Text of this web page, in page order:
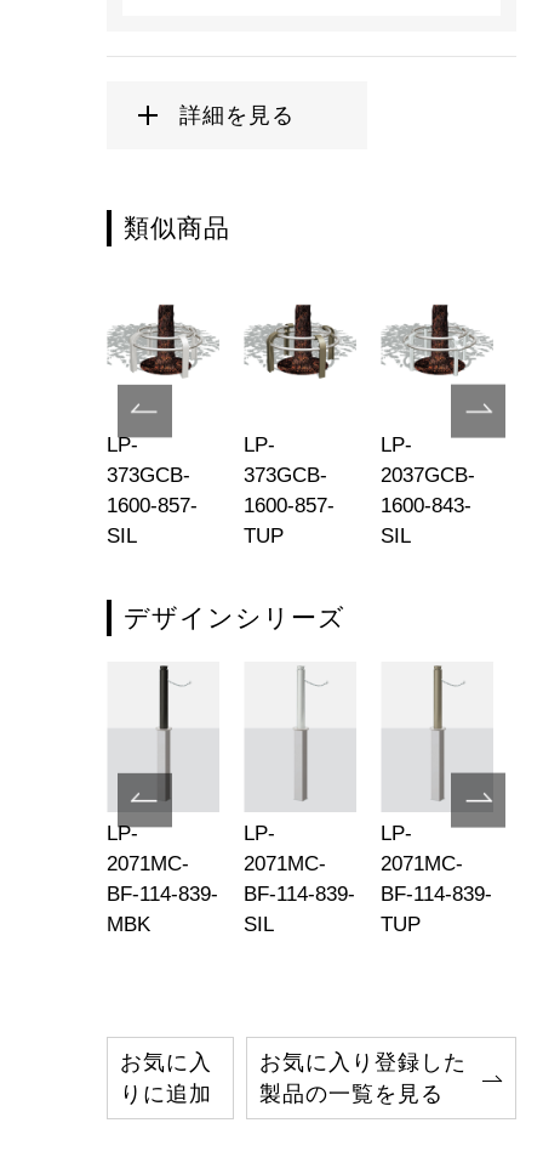
詳細を見る
類似商品
LP-
373GCB-
1600-857-
SIL
LP-
373GCB-
1600-857-
TUP
LP-
2037GCB-
1600-843-
SIL
デザインシリーズ
LP-
2071MC-
BF-114-839-
MBK
LP-
2071MC-
BF-114-839-
SIL
LP-
2071MC-
BF-114-839-
TUP
お気に入
りに追加
お気に入り登録した
製品の一覧を見る